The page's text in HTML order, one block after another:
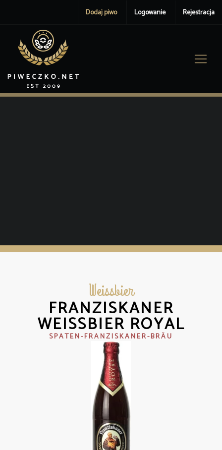
Dodaj piwo Logowanie Rejestracja
Weissbier
FRANZISKANER
WEISSBIER ROYAL
SPATEN-FRANZISKANER-BRÄU